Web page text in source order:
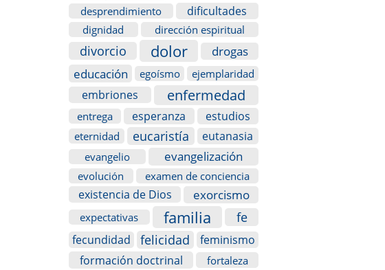
desprendimiento
dificultades
dignidad dirección espiritual
divorcio dolor
drogas
educación
egoísmo ejemplaridad
embriones enfermedad
entrega esperanza estudios
eternidad eucaristía eutanasia
evangelio evangelización
evolución examen de conciencia
existencia de Dios exorcismo
expectativas familia fe
fecundidad felicidad
feminismo
formación doctrinal
fortaleza